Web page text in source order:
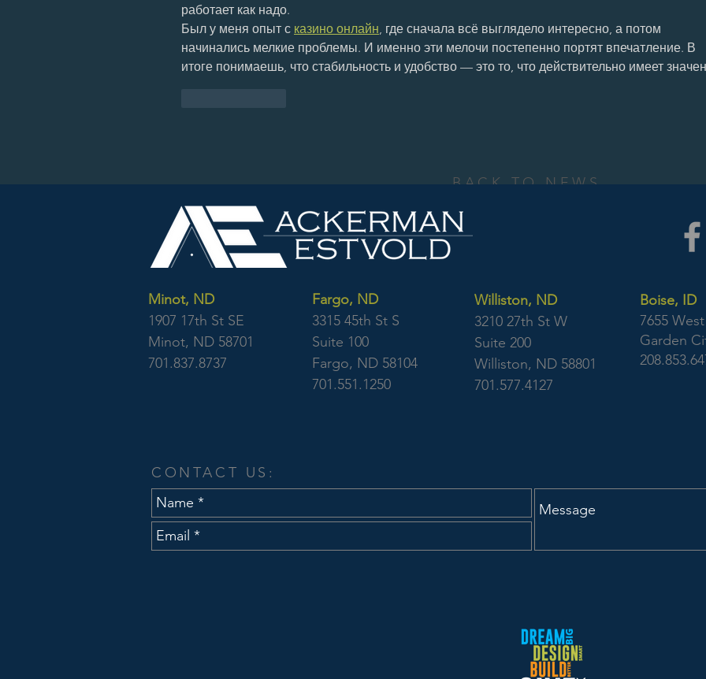
работает как надо.
Был у меня опыт с казино онлайн, где сначала всё выглядело интересно, а потом
начинались мелкие проблемы. И именно эти мелочи постепенно портят впечатление. В
итоге понимаешь, что стабильность и удобство — это то, что действительно имеет
BACK TO NEWS
Minot, ND
1907 17th St SE
Minot, ND 58701
701.837.8737
Fargo, ND
3315 45th St S
Suite 100
Fargo, ND 58104
701.551.1250
Williston, ND
3210 27th St W
Suite 200
Williston, ND 58801
701.577.4127
Boise, ID
7655
Garden
CONTACT US: